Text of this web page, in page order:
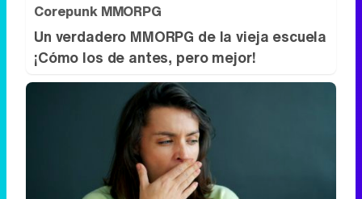
Corepunk MMORPG
Un verdadero MMORPG de la vieja escuela
¡Cómo los de antes, pero mejor!